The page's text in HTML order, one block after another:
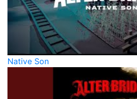
Native Son